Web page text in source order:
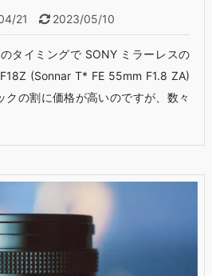
21 2023/05/10
タイミングで SONY ミラーレスの
(Sonnar T* FE 55mm F1.8 ZA)
クの割に価格が高いのですが、数々